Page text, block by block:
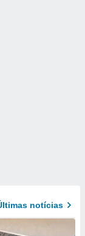
notícias